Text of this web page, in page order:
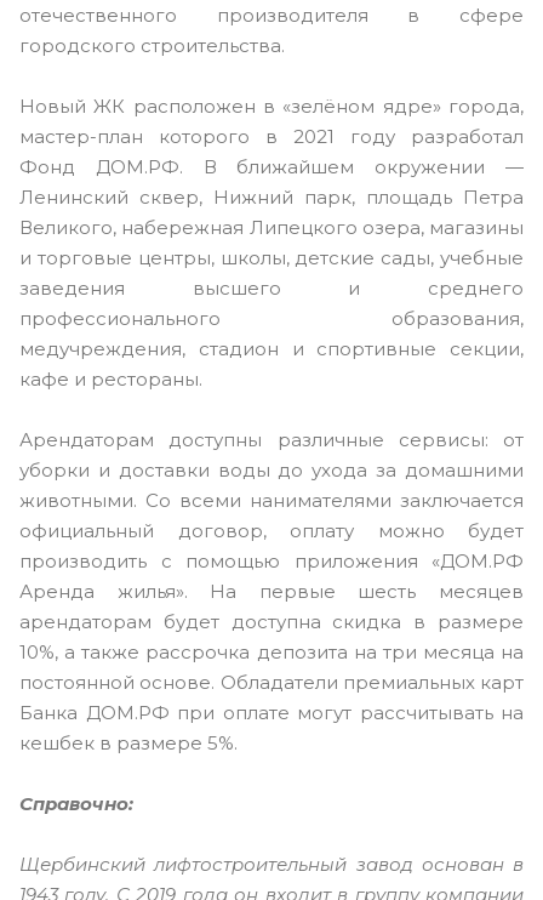
отечественного производителя в сфере
городского строительства.
Новый ЖК расположен в «зелёном ядре» города,
мастер-план которого в 2021 году разработал
Фонд ДОМ.РФ. В ближайшем окружении —
Ленинский сквер, Нижний парк, площадь Петра
Великого, набережная Липецкого озера, магазины
и торговые центры, школы, детские сады, учебные
заведения высшего и среднего
профессионального образования,
медучреждения, стадион и спортивные секции,
кафе и рестораны.
Арендаторам доступны различные сервисы: от
уборки и доставки воды до ухода за домашними
животными. Со всеми нанимателями заключается
официальный договор, оплату можно будет
производить с помощью приложения «ДОМ.РФ
Аренда жилья». На первые шесть месяцев
арендаторам будет доступна скидка в размере
10%, а также рассрочка депозита на три месяца на
постоянной основе. Обладатели премиальных карт
Банка ДОМ.РФ при оплате могут рассчитывать на
кешбек в размере 5%.
Справочно:
Щербинский лифтостроительный завод основан в
1943 году. С 2019 года он входит в группу компании